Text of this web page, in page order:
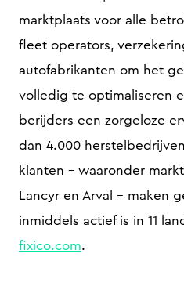
marktplaats voor alle
fleet operators,
autofabrikanten om het
volledig te optimaliseren
berijders een zorgeloze
dan 4.000
klanten – waaronder
Lancyr en Arval – maken
inmiddels actief is in 11
fixico.com.